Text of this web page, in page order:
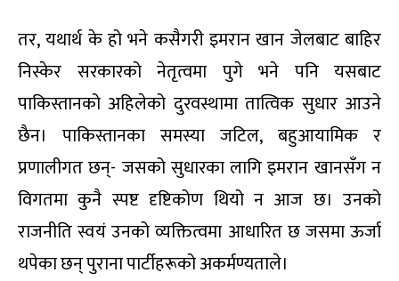
तर, यथार्थ के हो भने कसैगरी इमरान खान जेलबाट बाहिर
निस्केर सरकारको नेतृत्वमा पुगे भने पनि यसबाट
पाकिस्तानको अहिलेको दुरवस्थामा तात्विक सुधार आउने
छैन। पाकिस्तानका समस्या जटिल, बहुआयामिक र
प्रणालीगत छन्- जसको सुधारका लागि इमरान खानसँग न
विगतमा कुनै स्पष्ट दृष्टिकोण थियो न आज छ। उनको
राजनीति स्वयं उनको व्यक्तित्वमा आधारित छ जसमा ऊर्जा
थपेका छन् पुराना पार्टीहरूको अकर्मण्यताले।